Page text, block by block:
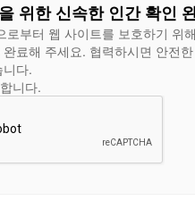
위한 신속한 인간 확인
로부터 웹 사이트를 보호하기 위
료해 주세요. 협력하시면 안전
다.
니다.